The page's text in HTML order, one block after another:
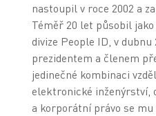
nastoupil v roce 2002 a
Téměř 20 let působil
divize People ID, v
prezidentem a členem
jedinečné kombinaci
elektronické inženýrství,
a korporátní právo se